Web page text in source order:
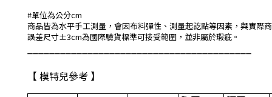
#單位為公分cm
商品皆為水平手工測量，會因布料彈性、測量起訖點等因素，與實際
誤差尺寸±3cm為國際驗貨標準可接受範圍，並非屬於瑕疵。
【 模特兒參考 】